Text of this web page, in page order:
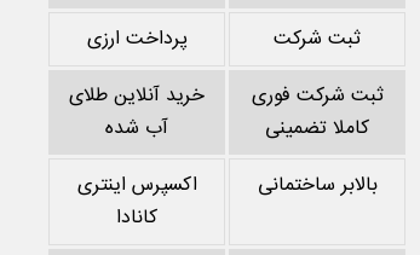
ثبت شرکت
پرداخت ارزی
ثبت شرکت فوری
کاملا تضمینی
خرید آنلاین طلای
آب شده
بالابر ساختمانی
اکسپرس اینتری
کانادا